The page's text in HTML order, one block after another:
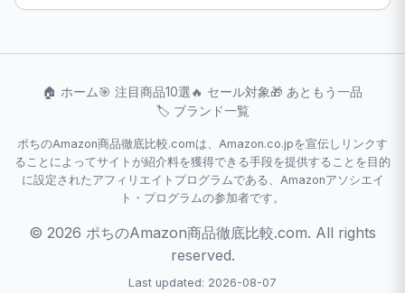
🏠 ホーム🎯 注目商品10選🔥 セール対象🎁 あともう一品
🏷️ ブランド一覧
ポちのAmazon商品徹底比較.comは、Amazon.co.jpを宣伝しリンクす
ることによってサイトが紹介料を獲得できる手段を提供することを目的
に設定されたアフィリエイトプログラムである、Amazonアソシエイ
ト・プログラムの参加者です。
© 2026 ポちのAmazon商品徹底比較.com. All rights
reserved.
Last updated: 2026-08-07